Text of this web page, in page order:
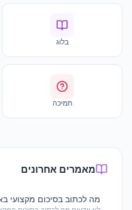
בלוג
תמיכה
מאמרים אחרונים